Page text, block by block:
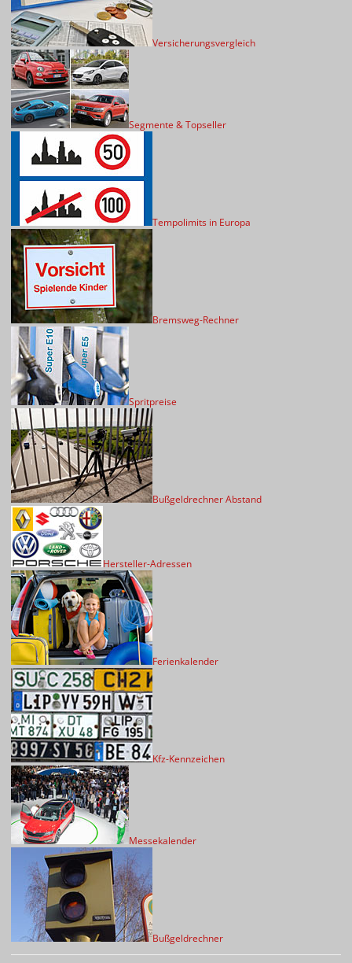
Versicherungsvergleich
Segmente & Topseller
Tempolimits in Europa
Bremsweg-Rechner
Spritpreise
Bußgeldrechner Abstand
Hersteller-Adressen
Ferienkalender
Kfz-Kennzeichen
Messekalender
Bußgeldrechner